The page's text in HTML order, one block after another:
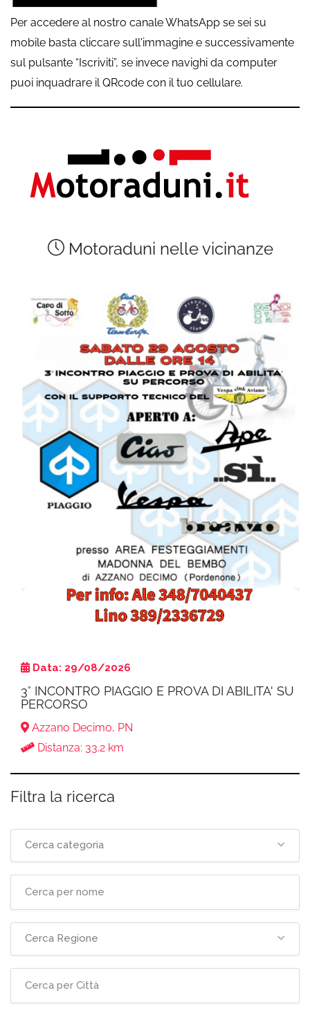
Per accedere al nostro canale WhatsApp se sei su
mobile basta cliccare sull'immagine e successivamente
sul pulsante “Iscriviti”, se invece navighi da computer
puoi inquadrare il QRcode con il tuo cellulare.
Motoraduni nelle vicinanze
Data: 29/08/2026
3° INCONTRO PIAGGIO E PROVA DI ABILITA' SU
PERCORSO
Azzano Decimo, PN
Distanza: 33.2 km
Filtra la ricerca
Cerca categoria
Cerca Regione